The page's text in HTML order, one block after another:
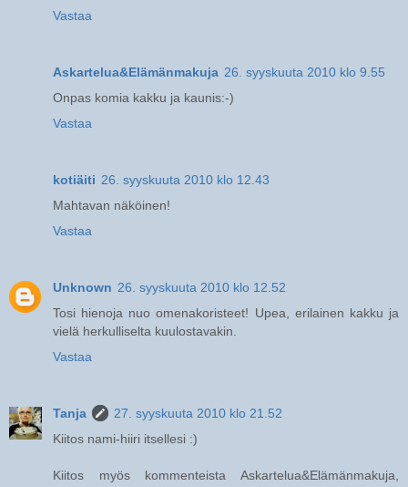
Vastaa
Askartelua&Elämänmakuja 26. syyskuuta 2010 klo 9.55
Onpas komia kakku ja kaunis:-)
Vastaa
kotiäiti 26. syyskuuta 2010 klo 12.43
Mahtavan näköinen!
Vastaa
Unknown 26. syyskuuta 2010 klo 12.52
Tosi hienoja nuo omenakoristeet! Upea, erilainen kakku ja
vielä herkulliselta kuulostavakin.
Vastaa
Tanja
27. syyskuuta 2010 klo 21.52
Kiitos nami-hiiri itsellesi :)
Kiitos myös kommenteista Askartelua&Elämänmakuja,